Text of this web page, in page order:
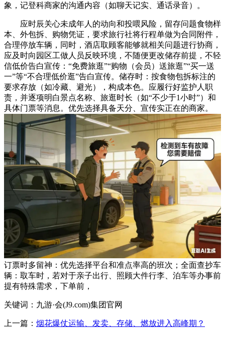
象，记登科商家的沟通内容（如聊天记实、通话录音）。
应时辰关心未成年人的动向和投喂风险，留存问题食物样
本、外包拆、购物凭证，要求旅行社将行程单做为合同附件，
合理停放车辆，同时，酒店取顾客能够就相关问题进行协商，
应及时向园区工做人员反映环境，不随便更改储存前提，不轻
信低价告白宣传：“免费旅逛”“购物（会员）送旅逛”“买一送
一”等“不合理低价逛”告白宣传。储存时：按食物包拆标注的
要求存放（如冷藏、避光），构成本色。应履行好监护人职
责，并逐项明白景点名称、旅逛时长（如“不少于1小时”）和
具体门票等消息。优先选择具备天分、宣传实正在的商家。
订票时多留神：优先选择平台和准点率高的班次；全面查抄车
辆：取车时，若对于亲子出行、照顾大件行李、泊车等办事前
提有特殊需求，下单前，
关键词：九游·会(J9.com)集团官网
上一篇： 烟花爆仗运输、发卖、存储、燃放进入高峰期？